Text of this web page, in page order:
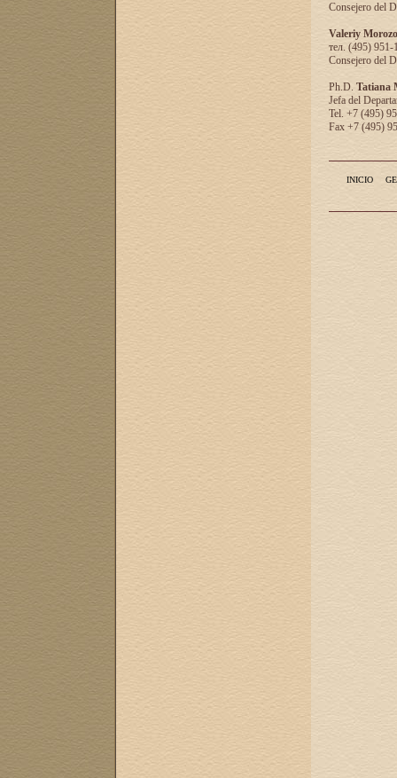
Consejero del
Valeriy
тел. (495) 951-
Consejero del
Ph.D. Tatiana
Jefa del
Tel. +7 (495)
Fax +7 (495)
INICIO